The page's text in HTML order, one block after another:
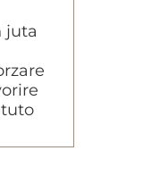
juta